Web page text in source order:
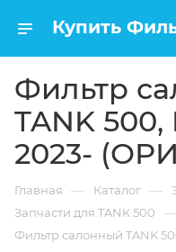
Фильтр
TANK 500,
2023-
Главная — Каталог —
Запчасти для TANK 500 —
Фильтр салонный TANK